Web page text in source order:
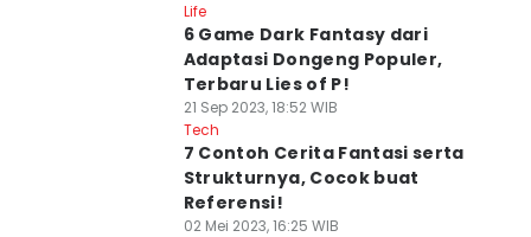
Life
6 Game Dark Fantasy dari
Adaptasi Dongeng Populer,
Terbaru Lies of P!
21 Sep 2023, 18:52 WIB
Tech
7 Contoh Cerita Fantasi serta
Strukturnya, Cocok buat
Referensi!
02 Mei 2023, 16:25 WIB